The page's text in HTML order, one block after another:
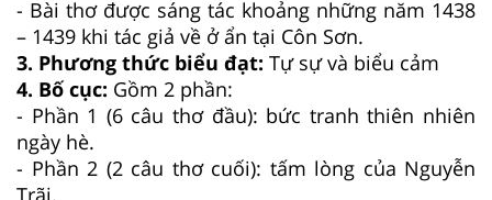
- Bài thơ được sáng tác khoảng những năm 1438
– 1439 khi tác giả về ở ẩn tại Côn Sơn.
3. Phương thức biểu đạt: Tự sự và biểu cảm
4. Bố cục: Gồm 2 phần:
- Phần 1 (6 câu thơ đầu): bức tranh thiên nhiên
ngày hè.
- Phần 2 (2 câu thơ cuối): tấm lòng của Nguyễn
Trãi.